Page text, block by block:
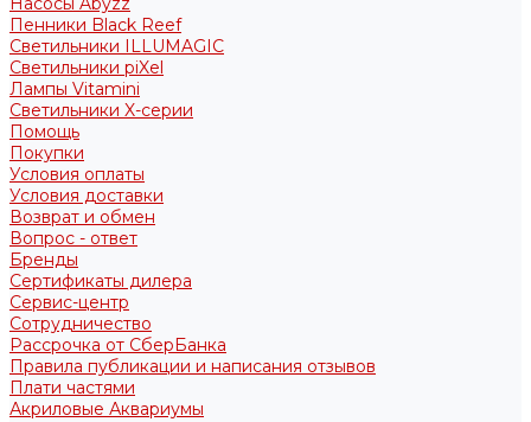
Пенники Black Reef
Светильники ILLUMAGIC
Светильники piXel
Лампы Vitamini
Светильники X-серии
Помощь
Покупки
Условия оплаты
Условия доставки
Возврат и обмен
Вопрос - ответ
Бренды
Сертификаты дилера
Сервис-центр
Сотрудничество
Рассрочка от СберБанка
Правила публикации и написания отзывов
Плати частями
Акриловые Аквариумы